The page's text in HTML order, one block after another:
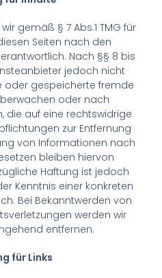
gemäß § 7 Abs.1 TMG für
Seiten nach den
Nach §§ 8 bis
jedoch nicht
oder gespeicherte fremde
oder nach
die auf eine rechtswidrige
zur Entfernung
von Informationen nach
bleiben hiervon
Haftung ist jedoch
Kenntnis einer konkreten
Bei Bekanntwerden von
werden wir
entfernen.
für Links